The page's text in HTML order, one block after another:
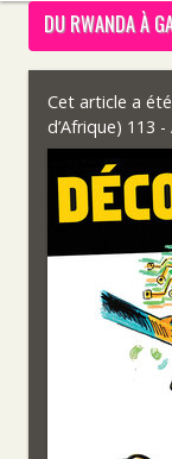
DU RWANDA À
Cet article a
d’Afrique) 113 -